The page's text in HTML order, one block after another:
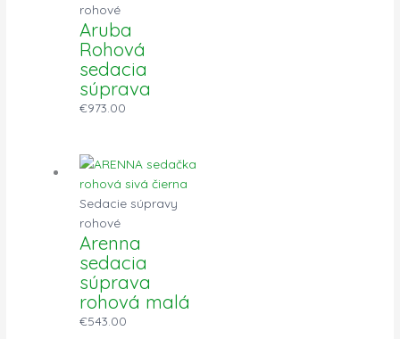
rohové
Aruba
Rohová
sedacia
súprava
€973.00
Sedacie súpravy
rohové
Arenna
sedacia
súprava
rohová malá
€543.00